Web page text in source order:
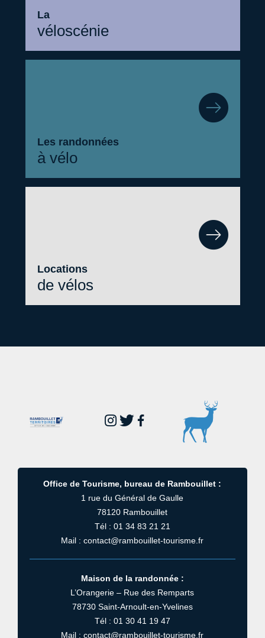
La
véloscénie
Les randonnées
à vélo
Locations
de vélos
Office de Tourisme, bureau de Rambouillet :
1 rue du Général de Gaulle
78120 Rambouillet
Tél : 01 34 83 21 21
Mail : contact@rambouillet-tourisme.fr
Maison de la randonnée :
L’Orangerie – Rue des Remparts
78730 Saint-Arnoult-en-Yvelines
Tél : 01 30 41 19 47
Mail : contact@rambouillet-tourisme.fr